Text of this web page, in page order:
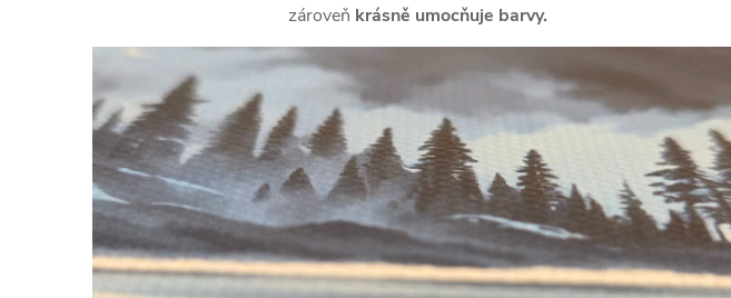
zároveň krásně umocňuje barvy.